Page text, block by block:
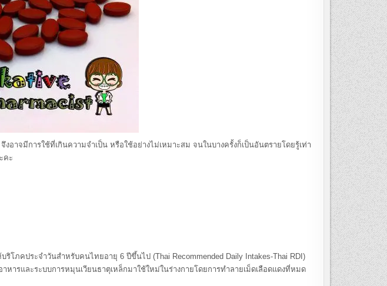
การใช้ที่เกินความจำเป็น หรือใช้อย่างไม่เหมาะสม จนในบางครั้งก็เป็นอันตรายโดยรู้เท่า
คะ
ระจำวันสำหรับคนไทยอายุ 6 ปีขึ้นไป (Thai Recommended Daily Intakes-Thai RDI)
หารและระบบการหมุนเวียนธาตุเหล็กมาใช้ใหม่ในร่างกายโดยการทำลายเม็ดเลือดแดงที่หมด